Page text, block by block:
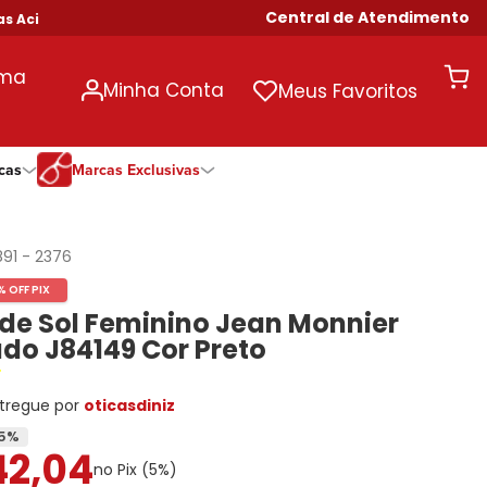
de R$ 699! Central de Atendimento
Minha Conta Meus Favoritos
Ono
Todas Exclusivas
Ono
Todas Exclusivas
Todas as Durações
Ono
Marcas Exclusivas
-2376
OFF PIX
Sol Feminino Jean Monnier
J84149 Cor Preto
por oticasdiniz
%
,04no Pix (5%)